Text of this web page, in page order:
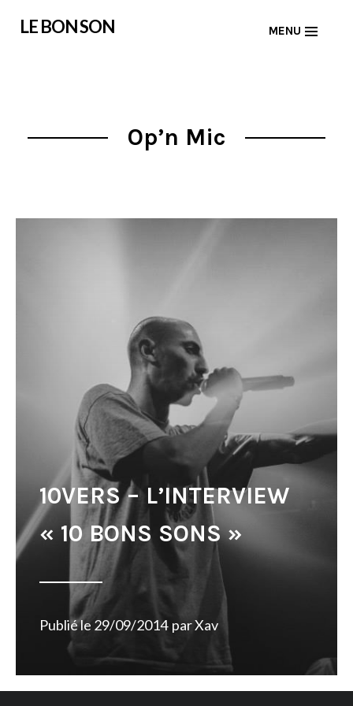
LE BON SON MENU
Op’n Mic
10VERS – L’INTERVIEW
« 10 BONS SONS »
Publié le 29/09/2014 parXav